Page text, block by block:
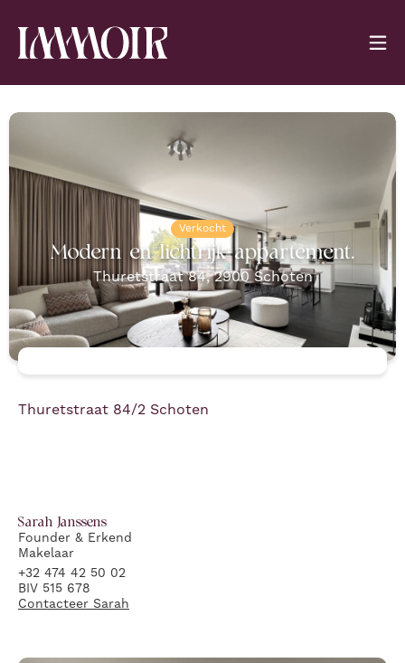
Verkocht
Modern en lichtrijk appartement.
Thuretstraat 84,2900 Schoten
Thuretstraat 84/2 Schoten
Sarah Janssens
Founder & Erkend
Makelaar
+32 474 42 50 02
BIV 515 678
Contacteer Sarah